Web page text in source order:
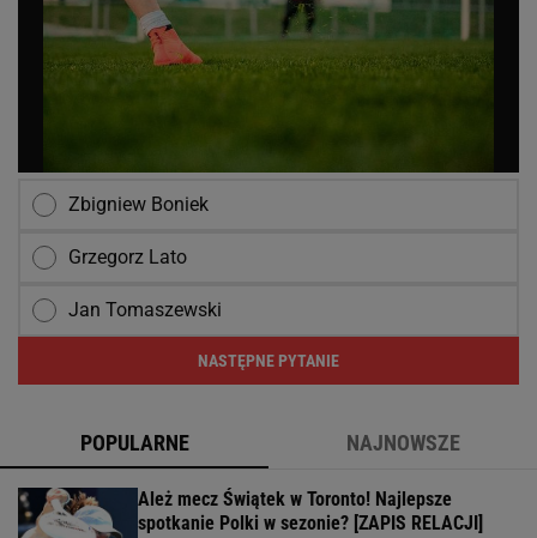
Zbigniew Boniek
Grzegorz Lato
Jan Tomaszewski
NASTĘPNE PYTANIE
POPULARNE NAJNOWSZE
Ależ mecz Świątek w Toronto! Najlepsze
spotkanie Polki w sezonie? [ZAPIS RELACJI]